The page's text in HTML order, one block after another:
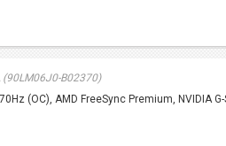
(90LM06J0-B02370)
(OC), AMD FreeSync Premium, NVIDIA